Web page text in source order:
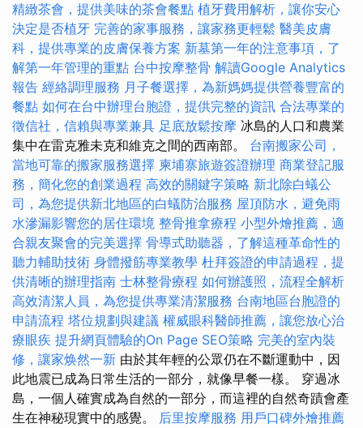
精緻茶會，提供美味的茶會餐點 植牙費用解析，讓你安心
決定是否植牙 完善的家事服務，讓家務更輕鬆 醫美皮膚
科，提供專業的皮膚保養方案 新墓第一年的注意事項，了
解第一年管理的重點 台中按摩整骨 解讀Google Analytics
報告 經絡調理服務 月子餐選擇，為新媽媽提供營養豐富的
餐點 如何在台中辦理台胞證，提供完整的資訊 合法專業的
徵信社，信賴與專業兼具 足底放鬆按摩 冰島的人口和農業
集中在雷克雅未克和維克之間的西南部。 台南搬家公司，
當地可靠的搬家服務選擇 柬埔寨旅遊簽證辦理 商業登記服
務，簡化您的創業過程 高效的關鍵字策略 新北除白蟻公
司，為您提供新北地區的白蟻防治服務 屋頂防水，避免雨
水滲漏影響您的居住環境 整骨推拿療程 小型外燴推薦，適
合親友聚會的完美選擇 骨導式助聽器，了解這種革命性的
聽力輔助技術 身體撥筋專業教學 杜拜簽證的申請過程，提
供清晰的辦理指南 士林整骨療程 如何辦護照，流程全解析
高效清潔人員，為您提供專業清潔服務 台南地區台胞證的
申請流程 塔位規劃與建議 權威眼科醫師推薦，讓您放心治
療眼疾 提升網頁體驗的On Page SEO策略 完美的室內裝
修，讓家焕然一新 由於其年輕的公眾仍在不斷運動中，因
此地震已成為日常生活的一部分，就像早餐一樣。 穿過冰
島，一個人確實成為自然的一部分，而這裡的自然奇蹟會產
生在神秘現實中的感覺。 后里按摩服務 用戶口碑外燴推薦